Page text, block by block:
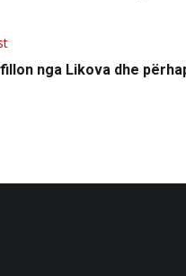
nga Likova dhe